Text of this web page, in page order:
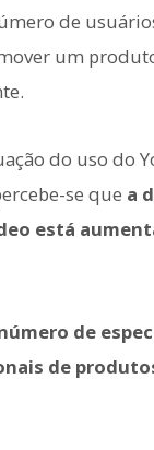
de
um
do uso do
se que a
está
de
de